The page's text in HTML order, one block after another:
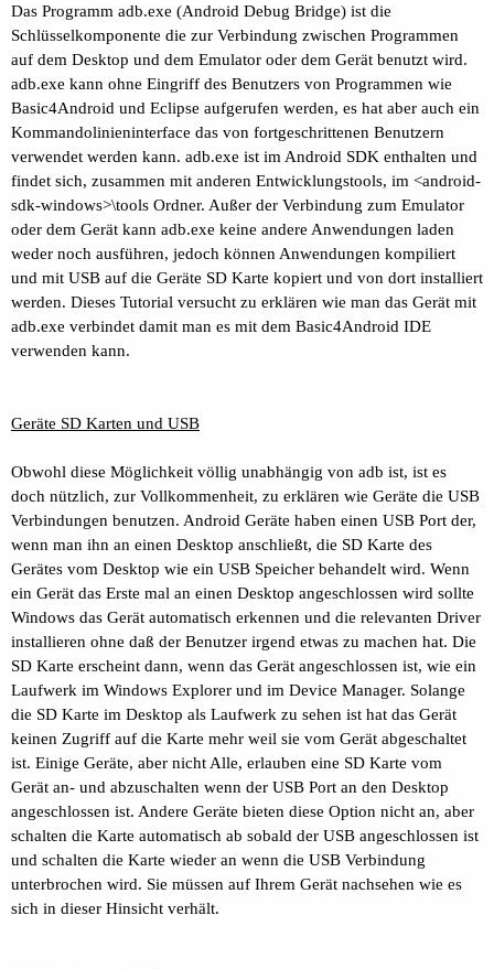
e
r
Das Programm adb.exe (Android Debug Bridge) ist die
Schlüsselkomponente die zur Verbindung zwischen Programmen
auf dem Desktop und dem Emulator oder dem Gerät benutzt wird.
adb.exe kann ohne Eingriff des Benutzers von Programmen wie
Basic4Android und Eclipse aufgerufen werden, es hat aber auch ein
Kommandolinieninterface das von fortgeschrittenen Benutzern
verwendet werden kann. adb.exe ist im Android SDK enthalten und
findet sich, zusammen mit anderen Entwicklungstools, im <android-
sdk-windows>\tools Ordner. Außer der Verbindung zum Emulator
oder dem Gerät kann adb.exe keine andere Anwendungen laden
weder noch ausführen, jedoch können Anwendungen kompiliert
und mit USB auf die Geräte SD Karte kopiert und von dort installiert
werden. Dieses Tutorial versucht zu erklären wie man das Gerät mit
adb.exe verbindet damit man es mit dem Basic4Android IDE
verwenden kann.
Geräte SD Karten und USB
Obwohl diese Möglichkeit völlig unabhängig von adb ist, ist es
doch nützlich, zur Vollkommenheit, zu erklären wie Geräte die USB
Verbindungen benutzen. Android Geräte haben einen USB Port der,
wenn man ihn an einen Desktop anschließt, die SD Karte des
Gerätes vom Desktop wie ein USB Speicher behandelt wird. Wenn
ein Gerät das Erste mal an einen Desktop angeschlossen wird sollte
Windows das Gerät automatisch erkennen und die relevanten Driver
installieren ohne daß der Benutzer irgend etwas zu machen hat. Die
SD Karte erscheint dann, wenn das Gerät angeschlossen ist, wie ein
Laufwerk im Windows Explorer und im Device Manager. Solange
die SD Karte im Desktop als Laufwerk zu sehen ist hat das Gerät
keinen Zugriff auf die Karte mehr weil sie vom Gerät abgeschaltet
ist. Einige Geräte, aber nicht Alle, erlauben eine SD Karte vom
Gerät an- und abzuschalten wenn der USB Port an den Desktop
angeschlossen ist. Andere Geräte bieten diese Option nicht an, aber
schalten die Karte automatisch ab sobald der USB angeschlossen ist
und schalten die Karte wieder an wenn die USB Verbindung
unterbrochen wird. Sie müssen auf Ihrem Gerät nachsehen wie es
sich in dieser Hinsicht verhält.